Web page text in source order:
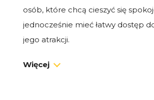
osób, które chcą cieszyć się
jednocześnie mieć łatwy dostęp
jego atrakcji.
Dom premium 75 m² z ogrodem
Więcej